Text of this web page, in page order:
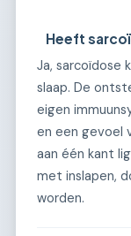
Heeft
Ja, sarcoïdose
slaap. De
eigen
en een gevoel
aan één kant
met inslapen,
worden.